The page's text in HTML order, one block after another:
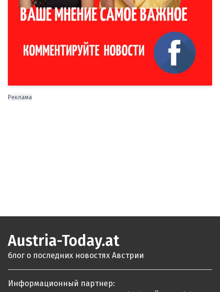
Реклама
Austria-Today.at
блог о последних новостях Австрии
Информационный партнер: